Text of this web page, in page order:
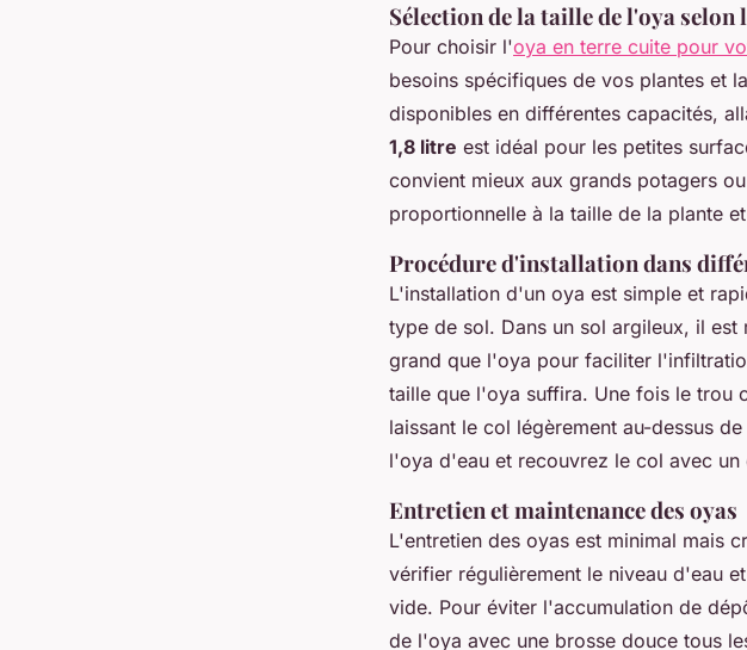
Sélection de la taille de l'oya selon
Pour choisir l'oya en terre cuite pour
besoins spécifiques de vos plantes et
disponibles en différentes capacités,
1,8 litre est idéal pour les petites
convient mieux aux grands potagers
proportionnelle à la taille de la plante
Procédure d'installation dans
L'installation d'un oya est simple et
type de sol. Dans un sol argileux, il
grand que l'oya pour faciliter
taille que l'oya suffira. Une fois le trou
laissant le col légèrement au-dessus
l'oya d'eau et recouvrez le col avec
Entretien et maintenance des oyas
L'entretien des oyas est minimal mais
vérifier régulièrement le niveau d'eau
vide. Pour éviter l'accumulation de
de l'oya avec une brosse douce tous